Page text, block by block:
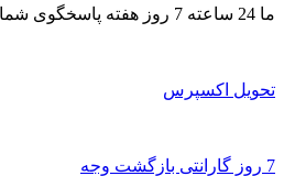
ما 24 ساعته 7 روز هفته پاسخگوی شما هستیم. (برای ویرایش این متن به پیکربندی پوسته > تب برچسب‌ها مراجعه نمایید.)
تحویل اکسپرس
7 روز گارانتی بازگشت وجه